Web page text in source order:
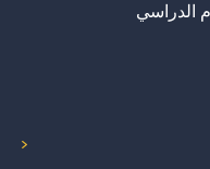
الدراسي